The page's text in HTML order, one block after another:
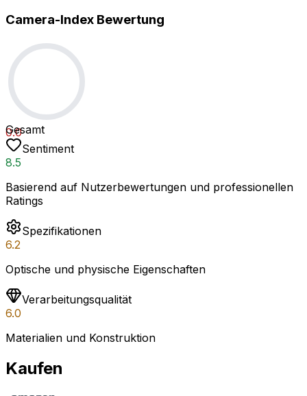
Camera-Index Bewertung
0.0
Gesamt
Sentiment
8.5
Basierend auf Nutzerbewertungen und professionellen
Ratings
Spezifikationen
6.2
Optische und physische Eigenschaften
Verarbeitungsqualität
6.0
Materialien und Konstruktion
Kaufen